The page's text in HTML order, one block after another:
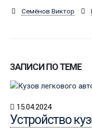
Семёнов Виктор
ЗАПИСИ ПО ТЕМЕ
15.04.2024
Устройство